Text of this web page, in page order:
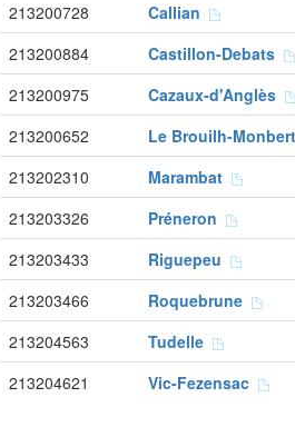
213200728 Callian
213200884 Castillon-Debats
213200975 Cazaux-d'Anglès
213200652 Le Brouilh-Monbert
213202310 Marambat
213203326 Préneron
213203433 Riguepeu
213203466 Roquebrune
213204563 Tudelle
213204621 Vic-Fezensac